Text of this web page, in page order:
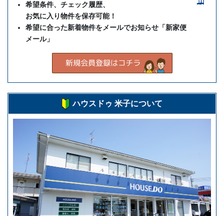
希望条件、チェック履歴、
お気に入り物件を保存可能！
希望に合った新着物件をメールでお知らせ「新家便
メール」
ハウスドゥ 米子について